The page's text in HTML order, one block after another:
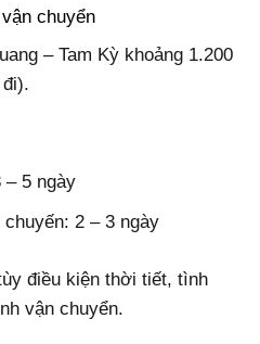
chuyển
– Tam Kỳ khoảng 1.200
– 5 ngày
chuyến: 2 – 3 ngày
điều kiện thời tiết, tình
vận chuyển.